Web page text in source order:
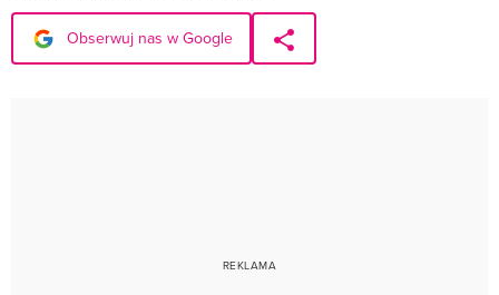
Obserwuj nas w Google